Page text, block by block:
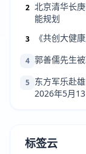
2 北京清华长
能规划
3 《共创大健
4 郭善儒先生
5 东方军乐赴雄安聚合力 红色公
标签云